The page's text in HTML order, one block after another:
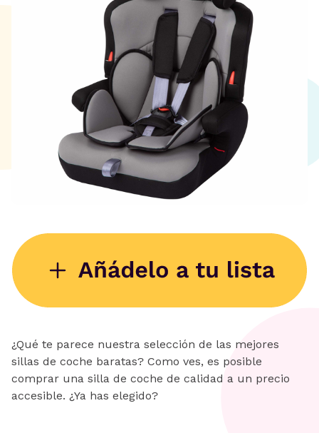
¿Qué te parece nuestra selección de las mejores
sillas de coche baratas? Como ves, es posible
comprar una silla de coche de calidad a un precio
accesible. ¿Ya has elegido?